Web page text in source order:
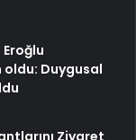
Eroğlu
Duygusal
Ziyaret